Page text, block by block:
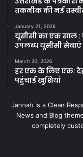
तकनीक की नई
January 21, 2026
यूसीसी का एक साल
उपलब्ध यूसीसी सेवाएं
March 30, 2026
हर एक के लिए एक:
पहुंचाई खुशियां
Jannah is a Clean
News and Blog
completely